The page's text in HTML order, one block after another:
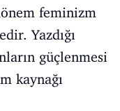
feminizm
Yazdığı
güçlenmesi
kaynağı